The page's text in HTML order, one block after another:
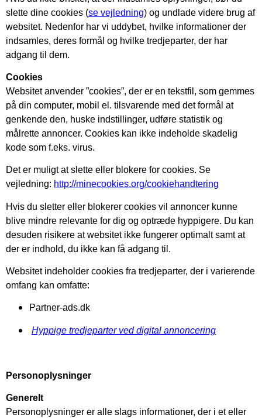
slette dine cookies (se vejledning) og undlade videre brug af
websitet. Nedenfor har vi uddybet, hvilke informationer der
indsamles, deres formål og hvilke tredjeparter, der har
adgang til dem.
Cookies
Websitet anvender ”cookies”, der er en tekstfil, som gemmes
på din computer, mobil el. tilsvarende med det formål at
genkende den, huske indstillinger, udføre statistik og
målrette annoncer. Cookies kan ikke indeholde skadelig
kode som f.eks. virus.
Det er muligt at slette eller blokere for cookies. Se
vejledning: http://minecookies.org/cookiehandtering
Hvis du sletter eller blokerer cookies vil annoncer kunne
blive mindre relevante for dig og optræde hyppigere. Du kan
desuden risikere at websitet ikke fungerer optimalt samt at
der er indhold, du ikke kan få adgang til.
Websitet indeholder cookies fra tredjeparter, der i varierende
omfang kan omfatte:
Partner-ads.dk
Hyppige tredjeparter ved digital annoncering
Personoplysninger
Generelt
Personoplysninger er alle slags informationer, der i et eller